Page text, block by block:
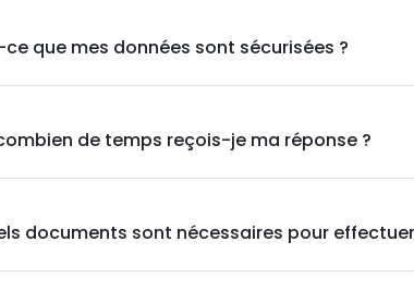
ce que mes données sont sécurisées ?
de temps reçois-je ma réponse ?
documents sont nécessaires pour